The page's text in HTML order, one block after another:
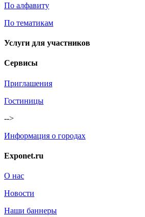
По алфавиту
По тематикам
Услуги для участников
Сервисы
Приглашения
Гостиницы
-->
Информация о городах
Exponet.ru
О нас
Новости
Наши баннеры